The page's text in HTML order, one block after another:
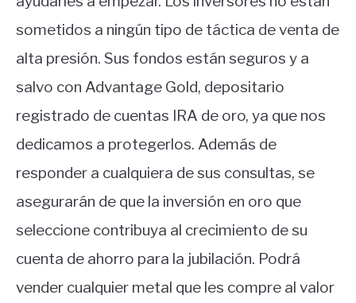
sometidos a ningún tipo de táctica de venta de
alta presión. Sus fondos están seguros y a
salvo con Advantage Gold, depositario
registrado de cuentas IRA de oro, ya que nos
dedicamos a protegerlos. Además de
responder a cualquiera de sus consultas, se
asegurarán de que la inversión en oro que
seleccione contribuya al crecimiento de su
cuenta de ahorro para la jubilación. Podrá
vender cualquier metal que les compre al valor